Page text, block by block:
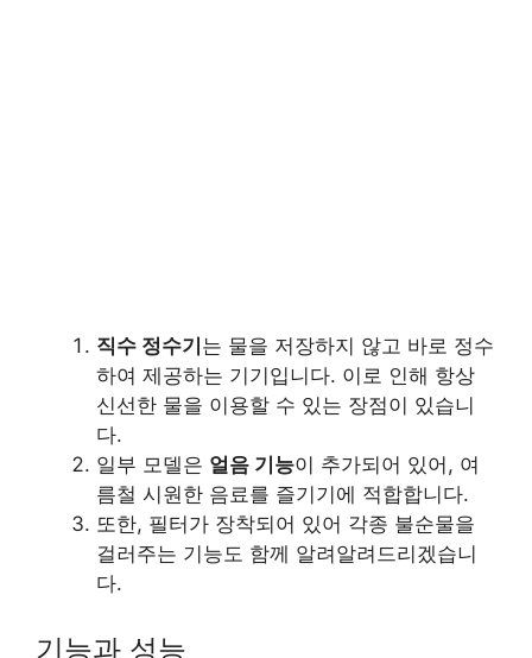
직수 정수기는 물을 저장하지 않고 바로 정수
하여 제공하는 기기입니다. 이로 인해 항상
신선한 물을 이용할 수 있는 장점이 있습니
다.
일부 모델은 얼음 기능이 추가되어 있어, 여
름철 시원한 음료를 즐기기에 적합합니다.
또한, 필터가 장착되어 있어 각종 불순물을
걸러주는 기능도 함께 알려알려드리겠습니
다.
기능과 성능